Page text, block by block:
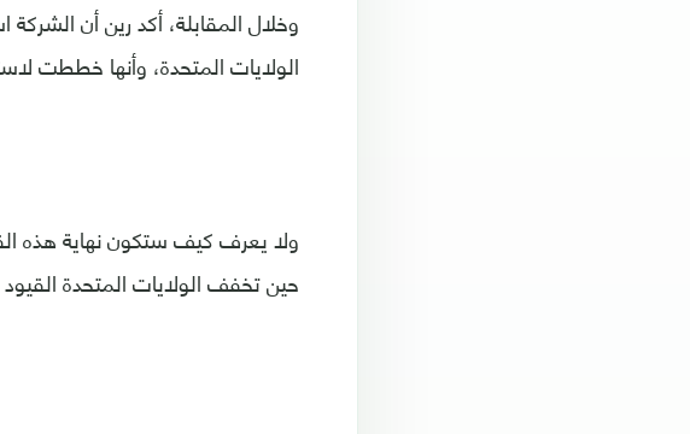
وخلال المقابلة، أكد رين أن
الولايات المتحدة، وأنها خططت لاستثمار 600 مليون دولار في شركة
ولا يعرف كيف ستكون نهاية هذه
حين تخفف الولايات المتحدة